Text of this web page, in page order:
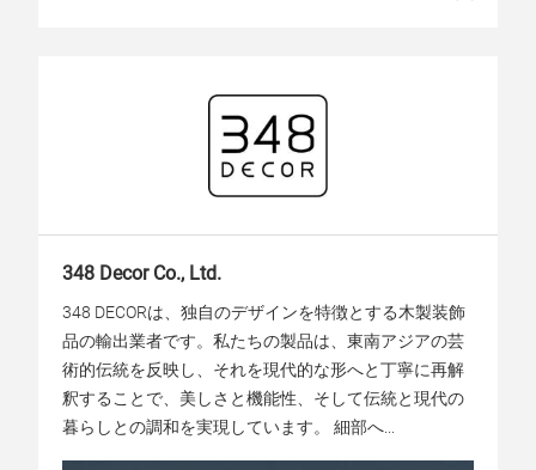
348 Decor Co., Ltd.
348 DECORは、独自のデザインを特徴とする木製装飾
品の輸出業者です。私たちの製品は、東南アジアの芸
術的伝統を反映し、それを現代的な形へと丁寧に再解
釈することで、美しさと機能性、そして伝統と現代の
暮らしとの調和を実現しています。 細部へ...